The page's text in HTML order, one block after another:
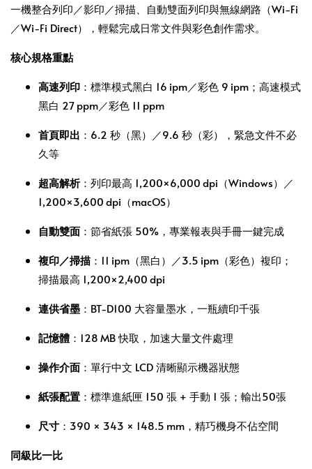
一機整合列印／影印／掃描、自動雙面列印與無線網路（Wi‑Fi
／Wi‑Fi Direct），輕鬆完成日常文件與彩色創作需求。
核心規格重點
高速列印 ：標準模式黑白 16 ipm／彩色 9 ipm；高速模式
黑白 27 ppm／彩色 11 ppm
首頁即出 ：6.2 秒（黑）／9.6 秒（彩），緊急文件不必
久等
超高解析：列印最高 1,200×6,000 dpi（Windows）／
1,200×3,600 dpi（macOS）
自動雙面 ：節省紙張 50%，專業報表與手冊一鍵完成
複印／掃描 ：11 ipm（黑白）／3.5 ipm（彩色）複印；
掃描最高 1,200×2,400 dpi
連供省墨 ：BT‑D100 大容量墨水，一瓶續印千張
記憶體 ：128 MB 快取，加速大量文件處理
操作介面 ：單行中文 LCD 清晰顯示機器狀態
紙張配置 ：標準進紙匣 150 張 + 手動 1 張；輸出50張
尺寸 ：390 × 343 × 148.5 mm，精巧機身不佔空間
同級比一比